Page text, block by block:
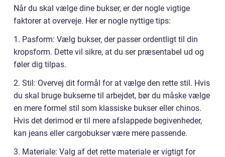
Når du skal vælge dine bukser, er der nogle vigtige
faktorer at overveje. Her er nogle nyttige tips:
1. Pasform: Vælg bukser, der passer ordentligt til din
kropsform. Dette vil sikre, at du ser præsentabel ud og
føler dig tilpas.
2. Stil: Overvej dit formål for at vælge den rette stil. Hvis
du skal bruge bukserne til arbejdet, bør du måske vælge
en mere formel stil som klassiske bukser eller chinos.
Hvis det derimod er til mere afslappede begivenheder,
kan jeans eller cargobukser være mere passende.
3. Materiale: Valg af det rette materiale er vigtigt for